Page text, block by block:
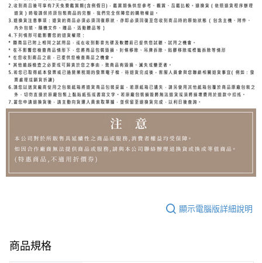
顯示電腦版詳細說明
商品規格